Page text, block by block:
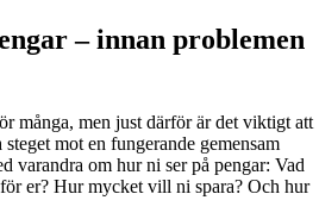
– innan problemen
många, men just därför är det viktigt att
mot en fungerande gemensam
varandra om hur ni ser på pengar: Vad
er? Hur mycket vill ni spara? Och hur